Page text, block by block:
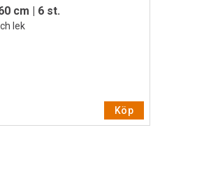
cm | 6 st.
lek
Köp